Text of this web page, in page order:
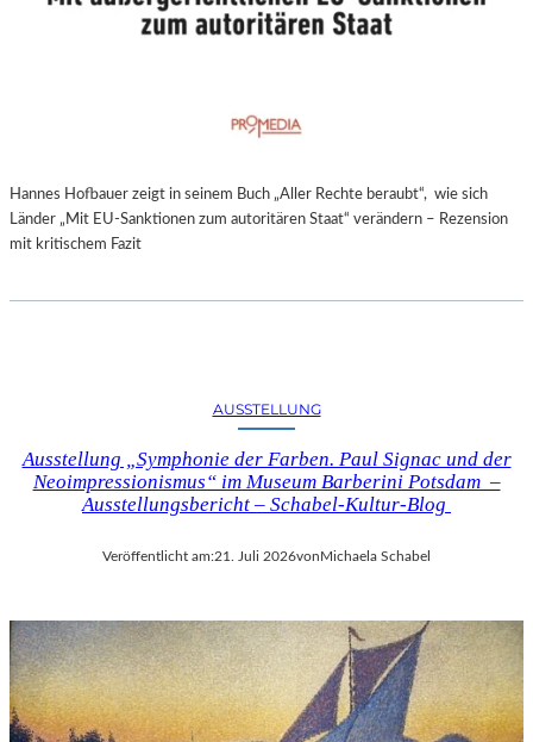
Hannes Hofbauer zeigt in seinem Buch „Aller Rechte beraubt“, wie sich
Länder „Mit EU-Sanktionen zum autoritären Staat“ verändern – Rezension
mit kritischem Fazit
AUSSTELLUNG
Ausstellung „Symphonie der Farben. Paul Signac und der
Neoimpressionismus“ im Museum Barberini Potsdam –
Ausstellungsbericht – Schabel-Kultur-Blog
Veröffentlicht am:21. Juli 2026vonMichaela Schabel